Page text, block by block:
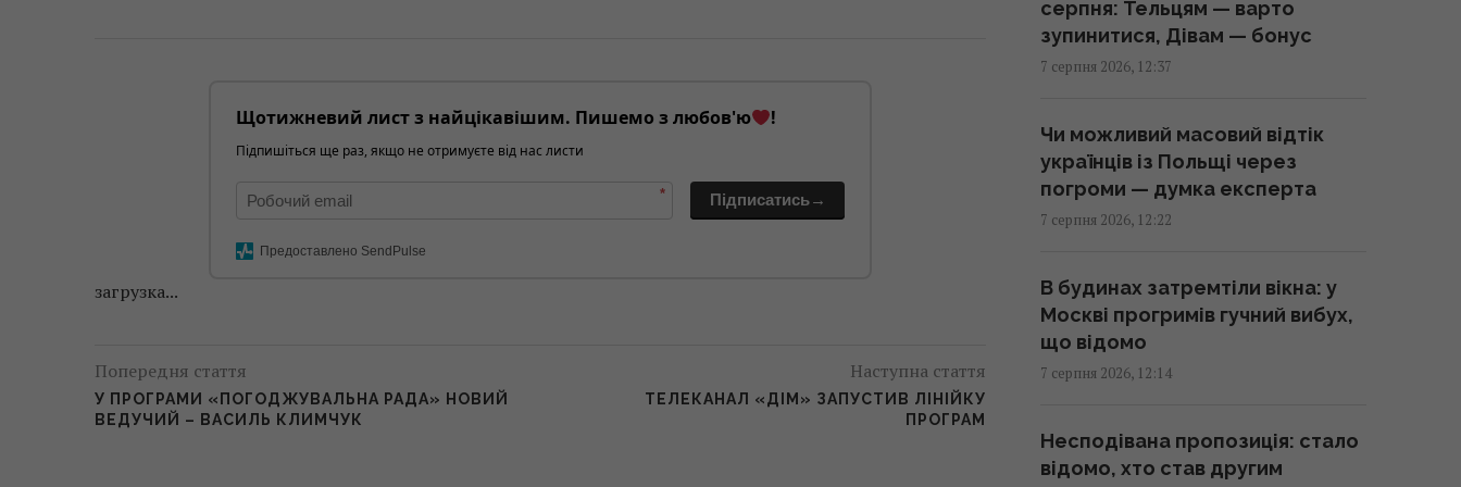
Щотижневий лист з найцікавішим. Пишемо з любов'ю !
Підпишіться ще раз, якщо не отримуєте від нас листи
* Підписатись→
Предоставлено SendPulse
загрузка...
Попередня стаття
У ПРОГРАМИ «ПОГОДЖУВАЛЬНА РАДА» НОВИЙ
ВЕДУЧИЙ – ВАСИЛЬ КЛИМЧУК
Наступна стаття
ТЕЛЕКАНАЛ «ДІМ» ЗАПУСТИВ ЛІНІЙКУ
ПРОГРАМ
12:46 п'ятниця, 07 серпня 2026
тепер
12:44 п'ятниця, 07 серпня 2026
50%: експерт пояснив причину
12:40 п'ятниця, 07 серпня 2026
для травлення та судин
12:36 п'ятниця, 07 серпня 2026
серпня: Тельцям — варто
зупинитися, Дівам — бонус
7 серпня 2026, 12:37
Чи можливий масовий відтік
українців із Польщі через
погроми — думка експерта
7 серпня 2026, 12:22
В будинах затремтіли вікна: у
Москві прогримів гучний вибух,
що відомо
7 серпня 2026, 12:14
Несподівана пропозиція: стало
відомо, хто став другим